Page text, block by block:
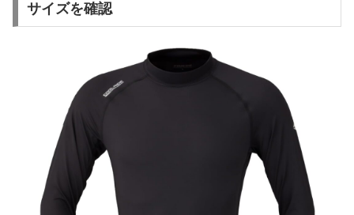
サイズを確認